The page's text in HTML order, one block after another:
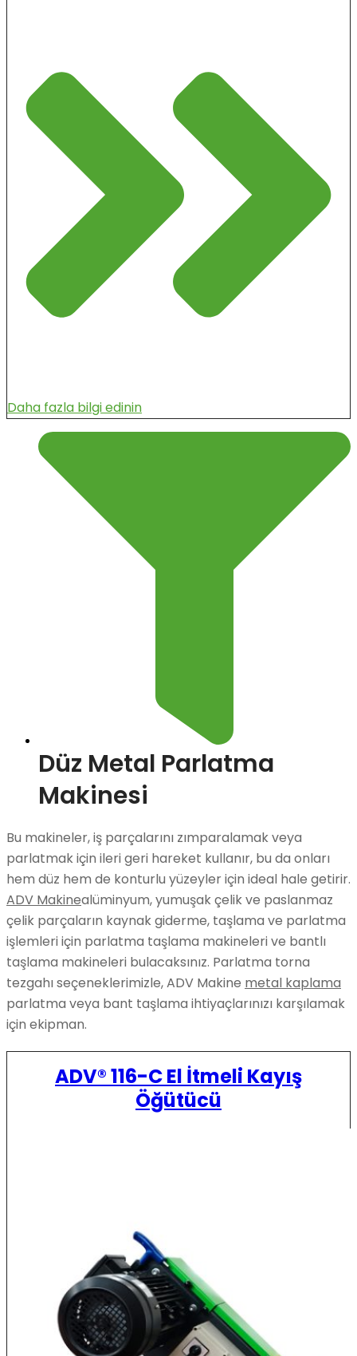
Daha fazla bilgi edinin
Düz Metal Parlatma
Makinesi
Bu makineler, iş parçalarını zımparalamak veya
parlatmak için ileri geri hareket kullanır, bu da onları
hem düz hem de konturlu yüzeyler için ideal hale getirir.
ADV Makinealüminyum, yumuşak çelik ve paslanmaz
çelik parçaların kaynak giderme, taşlama ve parlatma
işlemleri için parlatma taşlama makineleri ve bantlı
taşlama makineleri bulacaksınız. Parlatma torna
tezgahı seçeneklerimizle, ADV Makine metal kaplama
parlatma veya bant taşlama ihtiyaçlarınızı karşılamak
için ekipman.
ADV® 116-C El İtmeli Kayış
Öğütücü